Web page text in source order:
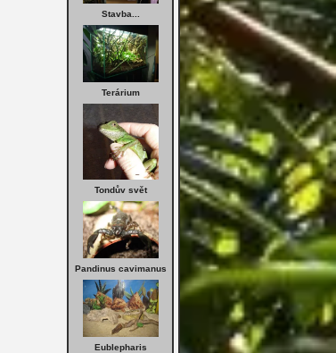
Stavba...
Terárium
Tondův svět
Pandinus cavimanus
Eublepharis